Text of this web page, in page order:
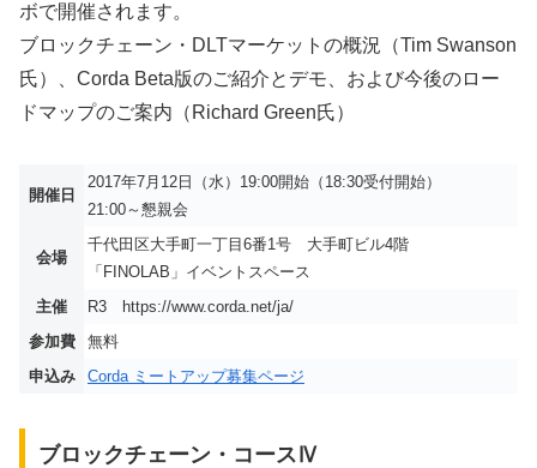
ボで開催されます。
ブロックチェーン・DLTマーケットの概況（Tim Swanson
氏）、Corda Beta版のご紹介とデモ、および今後のロー
ドマップのご案内（Richard Green氏）
開催日
2017年7月12日（水）19:00開始（18:30受付開始）
21:00～懇親会
会場
千代田区大手町一丁目6番1号 大手町ビル4階
「FINOLAB」イベントスペース
主催
R3 https://www.corda.net/ja/
参加費
無料
申込み
Corda ミートアップ募集ページ
ブロックチェーン・コースⅣ